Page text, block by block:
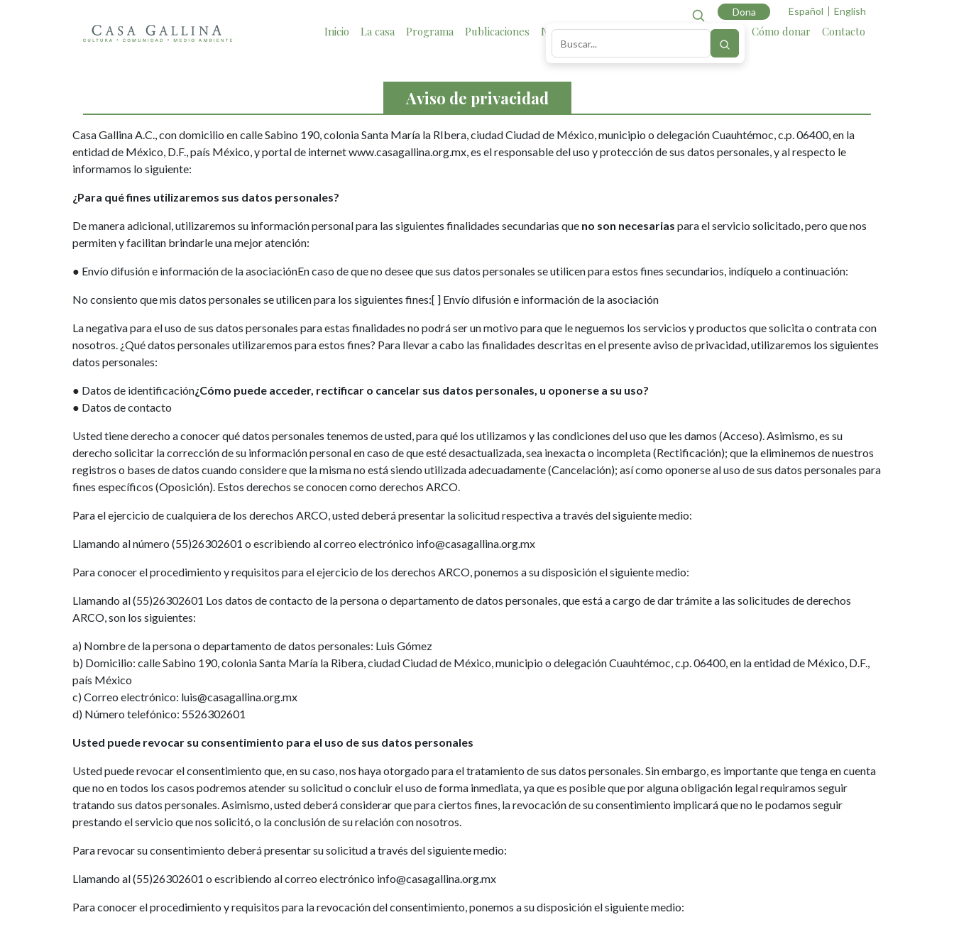
Dona Español English
Inicio La casa Programa Publicaciones Noticias Impacto Cartografía Aliados Cómo donar Contacto
Aviso de privacidad
Casa Gallina A.C., con domicilio en calle Sabino 190, colonia Santa María la RIbera, ciudad Ciudad de México, municipio o delegación Cuauhtémoc, c.p. 06400, en la
entidad de México, D.F., país México, y portal de internet www.casagallina.org.mx, es el responsable del uso y protección de sus datos personales, y al respecto le
informamos lo siguiente:
¿Para qué fines utilizaremos sus datos personales?
De manera adicional, utilizaremos su información personal para las siguientes finalidades secundarias que no son necesarias para el servicio solicitado, pero que nos
permiten y facilitan brindarle una mejor atención:
● Envío difusión e información de la asociaciónEn caso de que no desee que sus datos personales se utilicen para estos fines secundarios, indíquelo a continuación:
No consiento que mis datos personales se utilicen para los siguientes fines:[ ] Envío difusión e información de la asociación
La negativa para el uso de sus datos personales para estas finalidades no podrá ser un motivo para que le neguemos los servicios y productos que solicita o contrata con
nosotros. ¿Qué datos personales utilizaremos para estos fines? Para llevar a cabo las finalidades descritas en el presente aviso de privacidad, utilizaremos los siguientes
datos personales:
● Datos de identificación
● Datos de contacto
¿Cómo puede acceder, rectificar o cancelar sus datos personales, u oponerse a su uso?
Usted tiene derecho a conocer qué datos personales tenemos de usted, para qué los utilizamos y las condiciones del uso que les damos (Acceso). Asimismo, es su
derecho solicitar la corrección de su información personal en caso de que esté desactualizada, sea inexacta o incompleta (Rectificación); que la eliminemos de nuestros
registros o bases de datos cuando considere que la misma no está siendo utilizada adecuadamente (Cancelación); así como oponerse al uso de sus datos personales para
fines específicos (Oposición). Estos derechos se conocen como derechos ARCO.
Para el ejercicio de cualquiera de los derechos ARCO, usted deberá presentar la solicitud respectiva a través del siguiente medio:
Llamando al número (55)26302601 o escribiendo al correo electrónico info@casagallina.org.mx
Para conocer el procedimiento y requisitos para el ejercicio de los derechos ARCO, ponemos a su disposición el siguiente medio:
Llamando al (55)26302601 Los datos de contacto de la persona o departamento de datos personales, que está a cargo de dar trámite a las solicitudes de derechos
ARCO, son los siguientes:
a) Nombre de la persona o departamento de datos personales: Luis Gómez
b) Domicilio: calle Sabino 190, colonia Santa María la Ribera, ciudad Ciudad de México, municipio o delegación Cuauhtémoc, c.p. 06400, en la entidad de México, D.F.,
país México
c) Correo electrónico: luis@casagallina.org.mx
d) Número telefónico: 5526302601
Usted puede revocar su consentimiento para el uso de sus datos personales
Usted puede revocar el consentimiento que, en su caso, nos haya otorgado para el tratamiento de sus datos personales. Sin embargo, es importante que tenga en cuenta
que no en todos los casos podremos atender su solicitud o concluir el uso de forma inmediata, ya que es posible que por alguna obligación legal requiramos seguir
tratando sus datos personales. Asimismo, usted deberá considerar que para ciertos fines, la revocación de su consentimiento implicará que no le podamos seguir
prestando el servicio que nos solicitó, o la conclusión de su relación con nosotros.
Para revocar su consentimiento deberá presentar su solicitud a través del siguiente medio:
Llamando al (55)26302601 o escribiendo al correo electrónico info@casagallina.org.mx
Para conocer el procedimiento y requisitos para la revocación del consentimiento, ponemos a su disposición el siguiente medio: